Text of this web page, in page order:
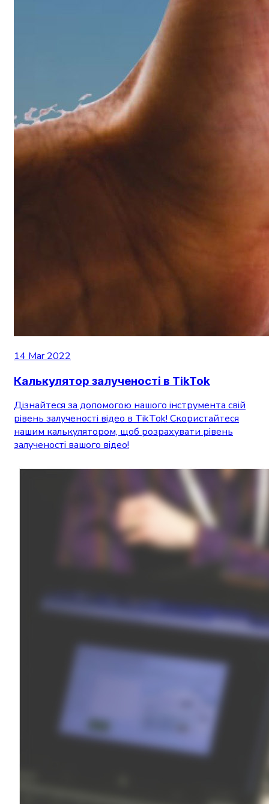
14 Mar 2022
Калькулятор залученості в TikTok
Дізнайтеся за допомогою нашого інструмента свій
рівень залученості відео в TikTok! Скористайтеся
нашим калькулятором, щоб розрахувати рівень
залученості вашого відео!